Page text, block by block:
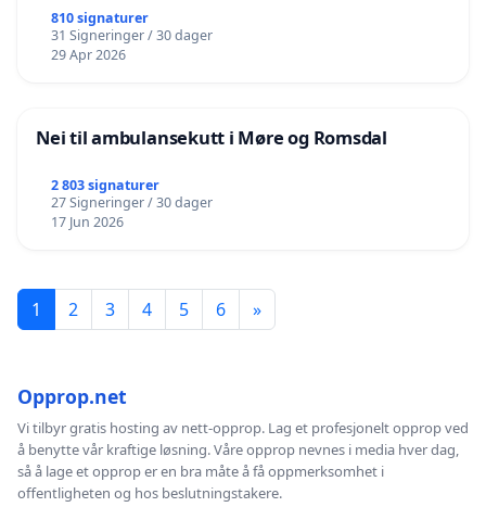
810 signaturer
31 Signeringer / 30 dager
29 Apr 2026
Nei til ambulansekutt i Møre og Romsdal
2 803 signaturer
27 Signeringer / 30 dager
17 Jun 2026
1 2 3 4 5 6 »
Opprop.net
Vi tilbyr gratis hosting av nett-opprop. Lag et profesjonelt opprop ved
å benytte vår kraftige løsning. Våre opprop nevnes i media hver dag,
så å lage et opprop er en bra måte å få oppmerksomhet i
offentligheten og hos beslutningstakere.